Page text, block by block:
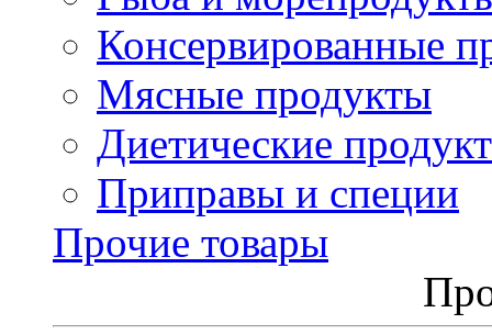
Консервированные
Мясные продукты
Диетические
Приправы и специи
Прочие товары